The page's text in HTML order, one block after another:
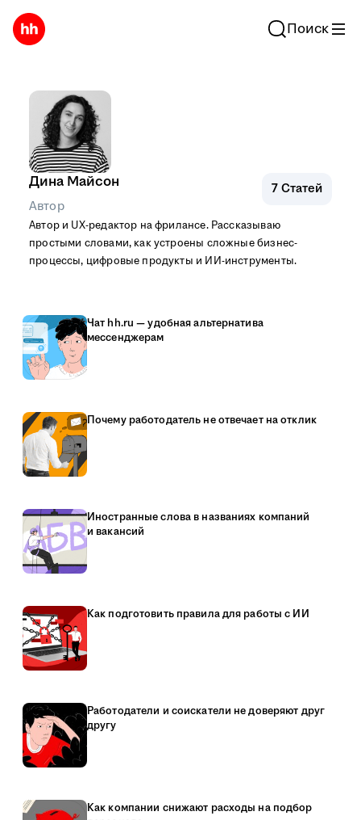
Поиск
Дина Майсон
Автор
7Статей
Автор и UX-редактор на фрилансе. Рассказываю
простыми словами, как устроены сложные бизнес-
процессы, цифровые продукты и ИИ-инструменты.
Чат hh.ru — удобная альтернатива
мессенджерам
Почему работодатель не отвечает на отклик
Иностранные слова в названиях компаний
и вакансий
Как подготовить правила для работы с ИИ
Работодатели и соискатели не доверяют друг
другу
Как компании снижают расходы на подбор